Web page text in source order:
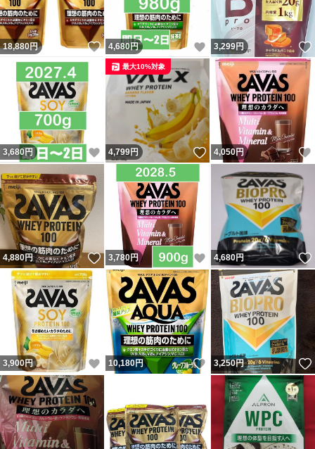
18,880円 いいね！
4,680円 いいね！
3,299円
3,680円 いいね！
4,799円 いいね！
最大10%対象
4,050円
4,880円 いいね！
3,780円 いいね！
4,680円
3,900円 いいね！
10,180円 いいね！
3,250円